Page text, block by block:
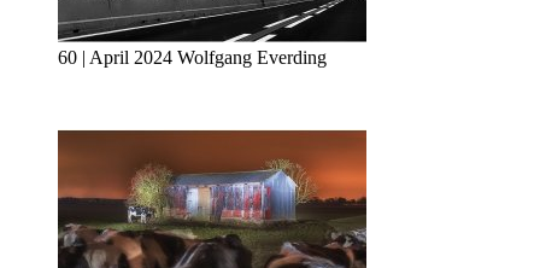
60 | April 2024 Wolfgang Everding